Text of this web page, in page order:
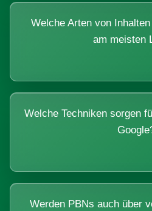
Welche Arten von
am meisten
Welche Techniken sorgen
Werden PBNs auch über